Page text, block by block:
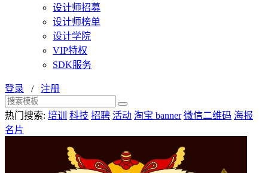
设计师招募
设计师榜单
设计学院
VIP特权
SDK服务
登录 / 注册
热门搜索: 培训 科技 招聘 活动 淘宝 banner 微信二维码 海报
名片